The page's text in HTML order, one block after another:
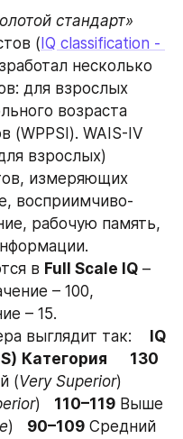
стандарт»
( IQ classification -
несколько
для взрослых
возраста
(WPPSI). WAIS-IV
взрослых)
измеряющих
восприимчиво-
рабочую память,
в Full Scale IQ –
– 100,
– 15.
выглядит так:
IQ
Категория
130
(Very Superior
) 110–119 Выше
) 90–109 Средний